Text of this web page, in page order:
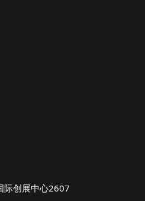
际创展中心2607